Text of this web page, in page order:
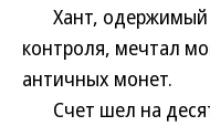
Хант, одержимый
контроля, мечтал
античных монет.
Счет шел на